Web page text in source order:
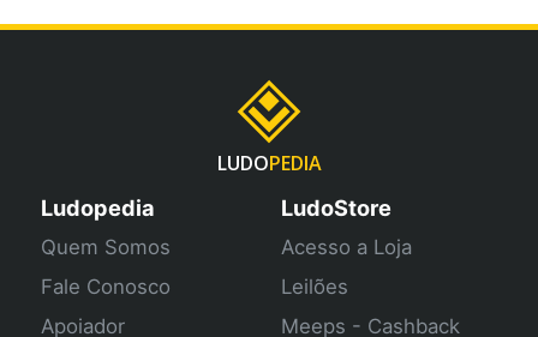
LUDOPEDIA
Ludopedia
Quem Somos
Fale Conosco
Apoiador
LudoStore
Acesso a Loja
Leilões
Meeps - Cashback